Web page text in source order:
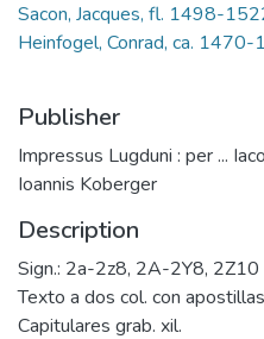
Sacon, Jacques, fl. 1498-
Heinfogel, Conrad, ca.
Publisher
Impressus Lugduni : per ...
Ioannis Koberger
Description
Sign.: 2a-2z8, 2A-2Y8, 2Z10
Texto a dos col. con
Capitulares grab. xil.